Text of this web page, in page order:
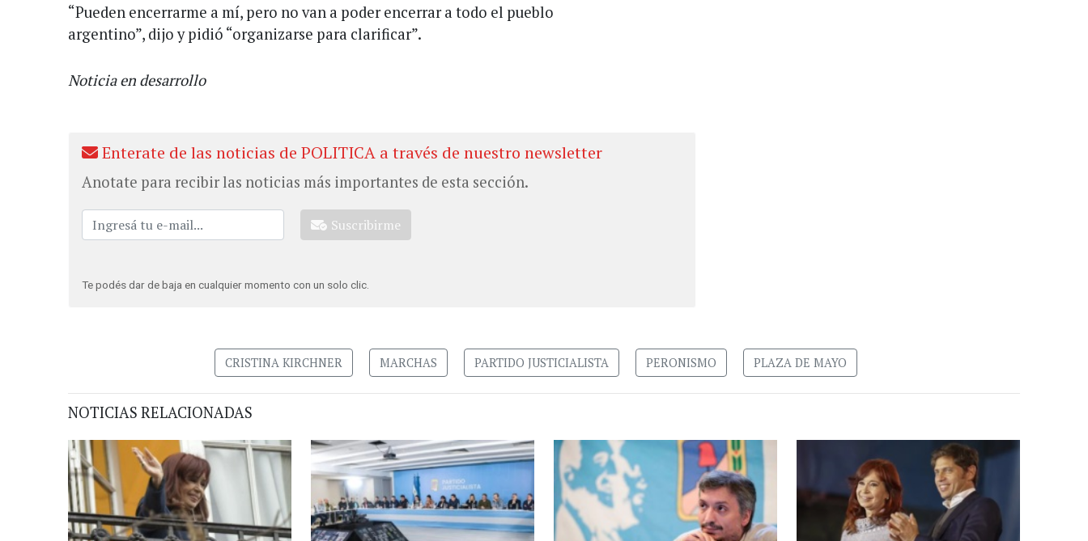
“Pueden encerrarme a mí, pero no van a poder encerrar a todo el pueblo
argentino”, dijo y pidió “organizarse para clarificar”.
Noticia en desarrollo
Enterate de las noticias de POLITICA a través de nuestro newsletter
Anotate para recibir las noticias más importantes de esta sección.
Suscribirme
Te podés dar de baja en cualquier momento con un solo clic.
CRISTINA KIRCHNER MARCHAS PARTIDO JUSTICIALISTA PERONISMO PLAZA DE MAYO
NOTICIAS RELACIONADAS